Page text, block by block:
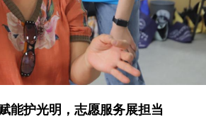
能护光明，志愿服务展担当